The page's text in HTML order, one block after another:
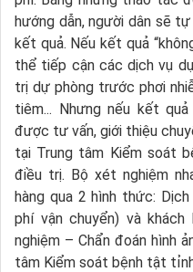
hướng dẫn, người dân sẽ
kết quả. Nếu kết quả
thể tiếp cận các dịch vụ
trị dự phòng trước phơi
tiêm... Nhưng nếu kết
được tư vấn, giới thiệu
tại Trung tâm Kiểm soát
điều trị. Bộ xét nghiệm
hàng qua 2 hình thức:
phí vận chuyển) và
nghiệm – Chẩn đoán hình
tâm Kiểm soát bệnh tật